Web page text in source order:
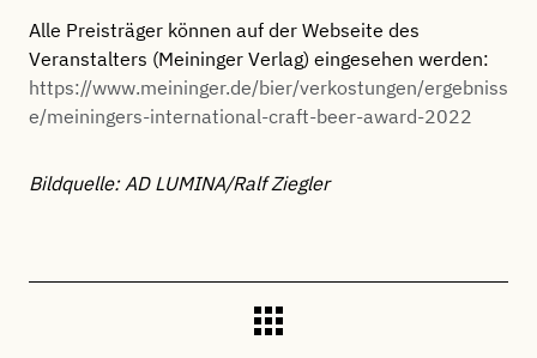
Alle Preisträger können auf der Webseite des
Veranstalters (Meininger Verlag) eingesehen werden:
https://www.meininger.de/bier/verkostungen/ergebniss
e/meiningers-international-craft-beer-award-2022
Bildquelle: AD LUMINA/Ralf Ziegler